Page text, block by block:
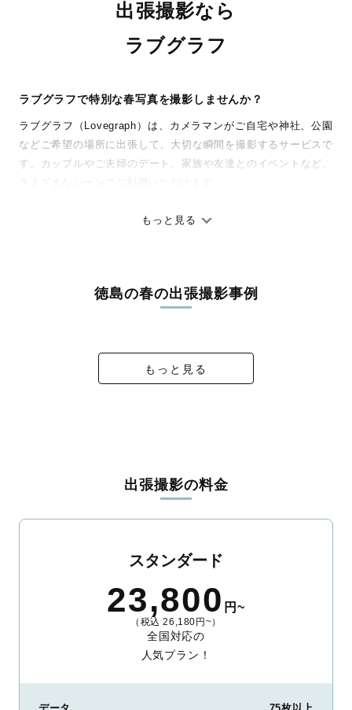
出張撮影なら
ラブグラフ
ラブグラフで特別な春写真を撮影しませんか？
ラブグラフ（Lovegraph）は、カメラマンがご自宅や神社、公園
などご希望の場所に出張して、大切な瞬間を撮影するサービスで
す。カップルやご夫婦のデート、家族や友達とのイベントなど、
ありのままの空気感を大切に、何十年経っても見返したくなるよ
料金は全国どこでも一律。わかりやすく安心の価格設定です。オ
リジナルの研修と厳正な審査に合格し、撮影技術やホスピタリテ
出会えます。まずは、ラブグラフの撮影事例
もっと見る
徳島の春の出張撮影事例
もっと見る
出張撮影の料金
スタンダード
23,800 円~
（税込 26,180円~）
全国対応の
人気プラン！